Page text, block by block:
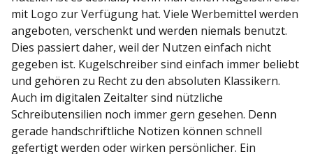
mit Logo zur Verfügung hat. Viele Werbemittel werden
angeboten, verschenkt und werden niemals benutzt.
Dies passiert daher, weil der Nutzen einfach nicht
gegeben ist. Kugelschreiber sind einfach immer beliebt
und gehören zu Recht zu den absoluten Klassikern.
Auch im digitalen Zeitalter sind nützliche
Schreibutensilien noch immer gern gesehen. Denn
gerade handschriftliche Notizen können schnell
gefertigt werden oder wirken persönlicher. Ein